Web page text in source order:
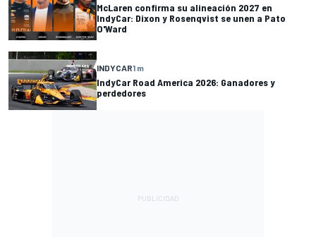
McLaren confirma su alineación 2027 en
IndyCar: Dixon y Rosenqvist se unen a Pato
O'Ward
INDYCAR1 m
IndyCar Road America 2026: Ganadores y
perdedores